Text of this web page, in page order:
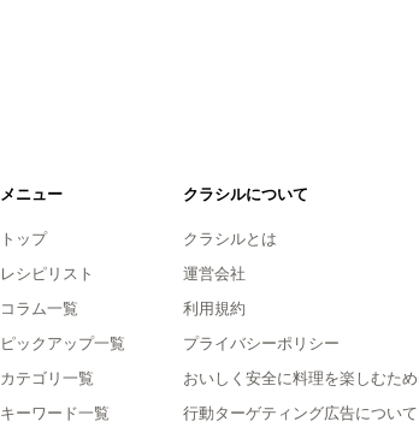
メニュー
トップ
レシピリスト
コラム一覧
ピックアップ一覧
カテゴリ一覧
キーワード一覧
クラシルについて
クラシルとは
運営会社
利用規約
プライバシーポリシー
おいしく安全に料理を楽しむため
行動ターゲティング広告について